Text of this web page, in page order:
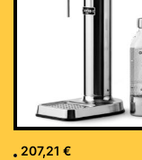
207,21 €